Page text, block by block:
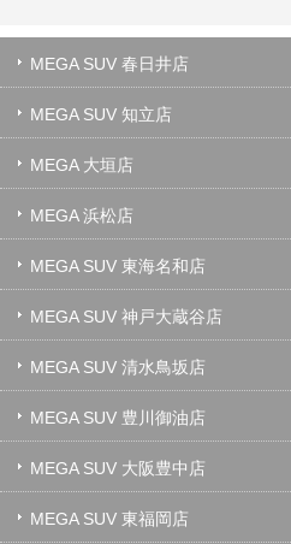
MEGA SUV 春日井店
MEGA SUV 知立店
MEGA 大垣店
MEGA 浜松店
MEGA SUV 東海名和店
MEGA SUV 神戸大蔵谷店
MEGA SUV 清水鳥坂店
MEGA SUV 豊川御油店
MEGA SUV 大阪豊中店
MEGA SUV 東福岡店